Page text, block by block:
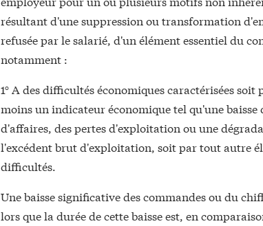
résultant d'une suppression ou transformation
refusée par le salarié, d'un élément essentiel du
notamment :
1° A des difficultés économiques caractérisées
moins un indicateur économique tel qu'une
d'affaires, des pertes d'exploitation ou une
l'excédent brut d'exploitation, soit par tout autre
difficultés.
Une baisse significative des commandes ou du
lors que la durée de cette baisse est, en